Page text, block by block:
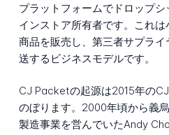
プラットフォームでドロップ
インストア所有者です。これ
商品を販売し、第三者サプラ
送するビジネスモデルです。
CJ Packetの起源は2015年の
のぼります。2000年頃から義
製造事業を営んでいたAndy